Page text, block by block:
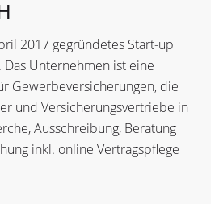
2017 gegründetes Start-up
Unternehmen ist eine
Gewerbeversicherungen, die
und Versicherungsvertriebe in
Ausschreibung, Beratung
inkl. online Vertragspflege